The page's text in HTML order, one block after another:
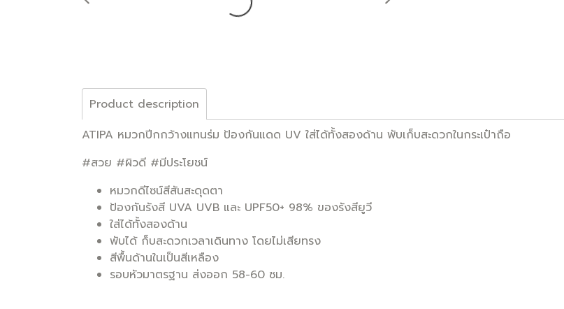
Product description
ATIPA หมวกปีกกว้างแทนร่ม ป้องกันแดด UV ใส่ได้ทั้งสองด้าน พับเก็บสะดวกในกระเป๋าถือ
#สวย #ผิวดี #มีประโยชน์
หมวกดีไซน์สีสันสะดุดตา
ป้องกันรังสี UVA UVB และ UPF50+ 98% ของรังสียูวี
ใส่ได้ทั้งสองด้าน
พับได้ ก็บสะดวกเวลาเดินทาง โดยไม่เสียทรง
สีพื้นด้านในเป็นสีเหลือง
รอบหัวมาตรฐาน ส่งออก 58-60 ซม.